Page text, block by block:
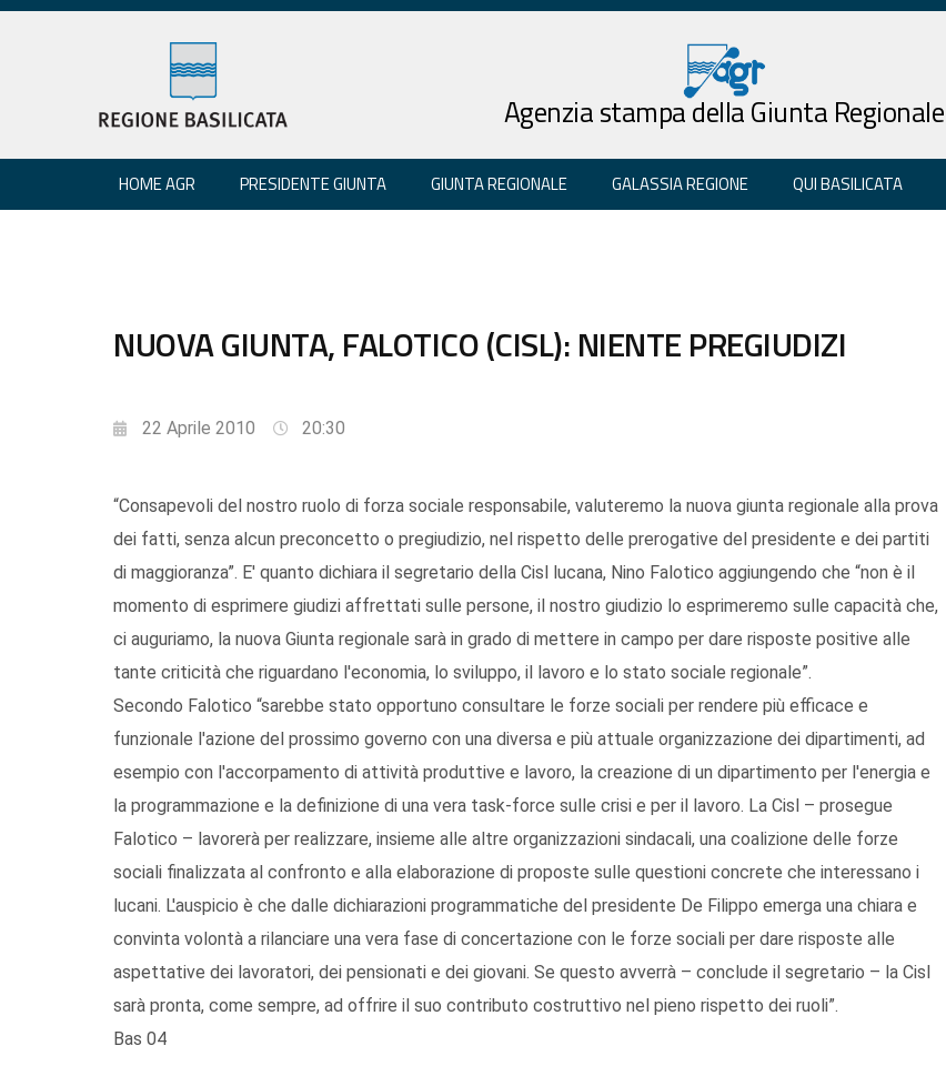
Agenzia stampa della Giunta Regionale
HOME AGR PRESIDENTE GIUNTA GIUNTA REGIONALE GALASSIA REGIONE QUI BASILICATA
NUOVA GIUNTA, FALOTICO (CISL): NIENTE PREGIUDIZI
22 Aprile 2010 20:30
“Consapevoli del nostro ruolo di forza sociale responsabile, valuteremo la nuova giunta regionale alla prova
dei fatti, senza alcun preconcetto o pregiudizio, nel rispetto delle prerogative del presidente e dei partiti
di maggioranza”. E' quanto dichiara il segretario della Cisl lucana, Nino Falotico aggiungendo che “non è il
momento di esprimere giudizi affrettati sulle persone, il nostro giudizio lo esprimeremo sulle capacità che,
ci auguriamo, la nuova Giunta regionale sarà in grado di mettere in campo per dare risposte positive alle
tante criticità che riguardano l'economia, lo sviluppo, il lavoro e lo stato sociale regionale”.
Secondo Falotico “sarebbe stato opportuno consultare le forze sociali per rendere più efficace e
funzionale l'azione del prossimo governo con una diversa e più attuale organizzazione dei dipartimenti, ad
esempio con l'accorpamento di attività produttive e lavoro, la creazione di un dipartimento per l'energia e
la programmazione e la definizione di una vera task-force sulle crisi e per il lavoro. La Cisl – prosegue
Falotico – lavorerà per realizzare, insieme alle altre organizzazioni sindacali, una coalizione delle forze
sociali finalizzata al confronto e alla elaborazione di proposte sulle questioni concrete che interessano i
lucani. L'auspicio è che dalle dichiarazioni programmatiche del presidente De Filippo emerga una chiara e
convinta volontà a rilanciare una vera fase di concertazione con le forze sociali per dare risposte alle
aspettative dei lavoratori, dei pensionati e dei giovani. Se questo avverrà – conclude il segretario – la Cisl
sarà pronta, come sempre, ad offrire il suo contributo costruttivo nel pieno rispetto dei ruoli”.
Bas 04